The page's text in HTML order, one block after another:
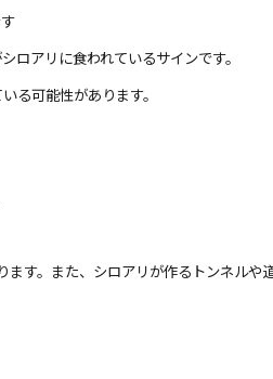
ロアリに食われているサインです。
る可能性があります。
す。また、シロアリが作るトンネルや